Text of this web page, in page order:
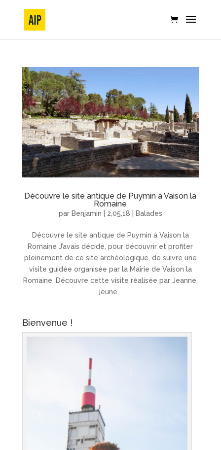
Découvre le site antique de Puymin à Vaison la
Romaine
par Benjamin 2,05,18 Balades
Découvre le site antique de Puymin à Vaison la
Romaine J’avais décidé, pour découvrir et profiter
pleinement de ce site archéologique, de suivre une
visite guidée organisée par la Mairie de Vaison la
Romaine. Découvre cette visite réalisée par Jeanne,
jeune...
Bienvenue !